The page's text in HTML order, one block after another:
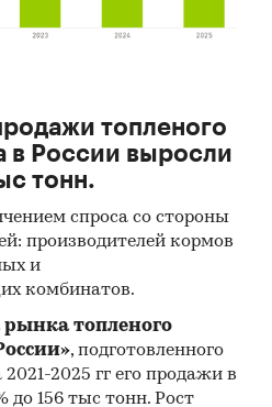
топленого
в России выросли
тонн.
спроса со стороны
производителей кормов
и
комбинатов.
рынка топленого
, подготовленного
2021-2025 гг его продажи в
до 156 тыс тонн. Рост